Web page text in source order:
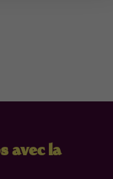
avec la